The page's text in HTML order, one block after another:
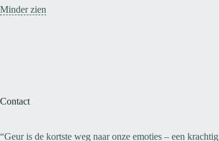
Minder zien
Contact
“Geur is de kortste weg naar onze emoties – een krachtig